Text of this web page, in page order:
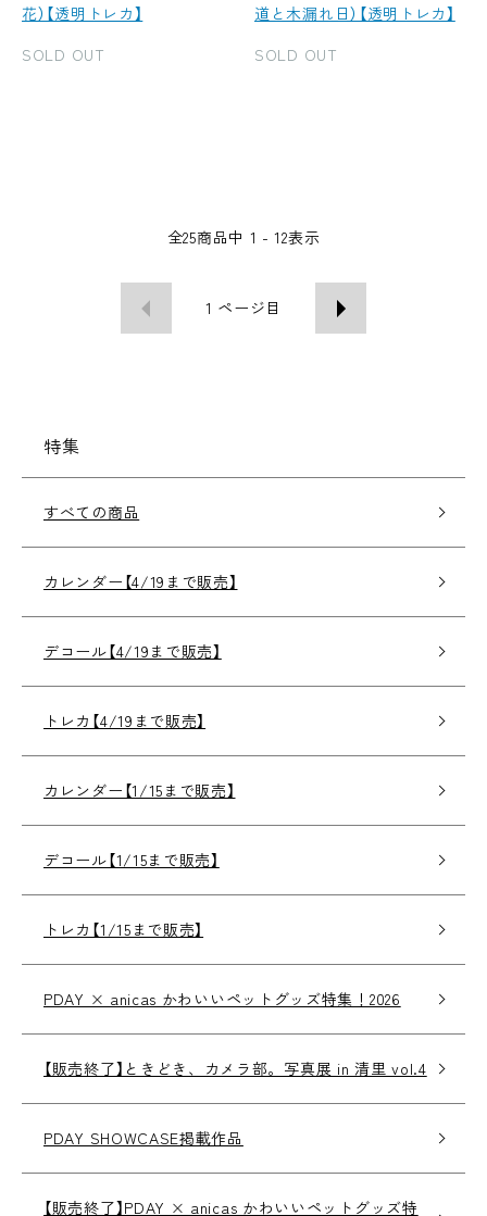
花）【透明トレカ】
SOLD OUT
道と木漏れ日）【透明トレカ】
SOLD OUT
全25商品中 1 - 12表示
1 ページ目
特集
すべての商品
カレンダー【4/19まで販売】
デコール【4/19まで販売】
トレカ【4/19まで販売】
カレンダー【1/15まで販売】
デコール【1/15まで販売】
トレカ【1/15まで販売】
PDAY × anicas かわいいペットグッズ特集！2026
【販売終了】ときどき、カメラ部。写真展 in 清里 vol.4
PDAY SHOWCASE掲載作品
【販売終了】PDAY × anicas かわいいペットグッズ特